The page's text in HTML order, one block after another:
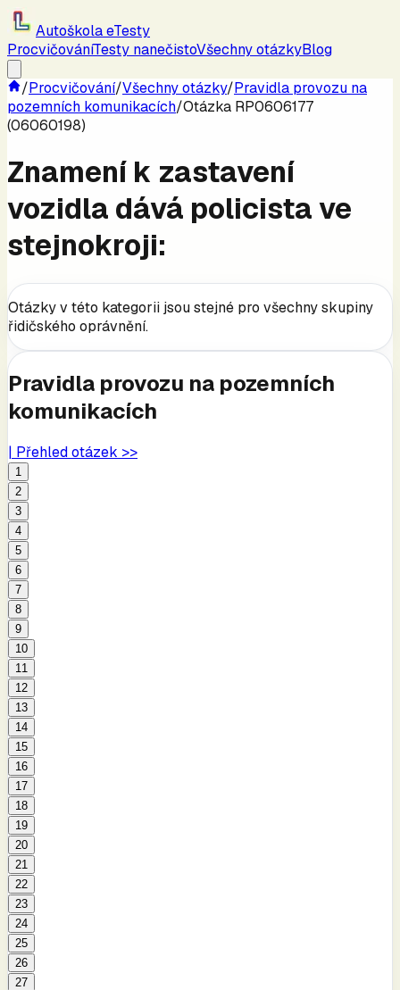
Autoškola eTesty
ProcvičováníTesty nanečistoVšechny otázkyBlog
/Procvičování/Všechny otázky/Pravidla provozu na
pozemních komunikacích/Otázka RP0606177
(06060198)
Znamení k zastavení
vozidla dává policista ve
stejnokroji:
Otázky v této kategorii jsou stejné pro všechny skupiny
řidičského oprávnění.
Pravidla provozu na pozemních
komunikacích
| Přehled otázek >>
1
2
3
4
5
6
7
8
9
10
11
12
13
14
15
16
17
18
19
20
21
22
23
24
25
26
27